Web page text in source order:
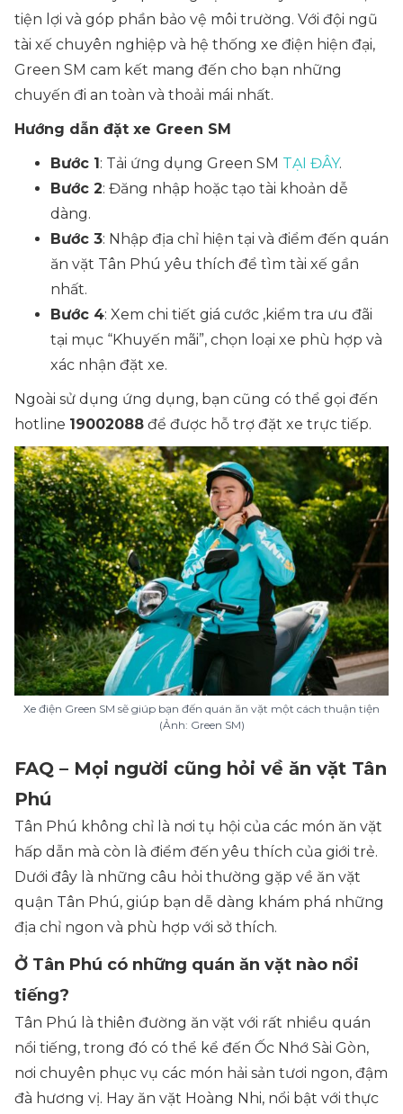
tiện lợi và góp phần bảo vệ môi trường. Với đội ngũ
tài xế chuyên nghiệp và hệ thống xe điện hiện đại,
Green SM cam kết mang đến cho bạn những
chuyến đi an toàn và thoải mái nhất.
Hướng dẫn đặt xe Green SM
Bước 1: Tải ứng dụng Green SM TẠI ĐÂY.
Bước 2: Đăng nhập hoặc tạo tài khoản dễ
dàng.
Bước 3: Nhập địa chỉ hiện tại và điểm đến quán
ăn vặt Tân Phú yêu thích để tìm tài xế gần
nhất.
Bước 4: Xem chi tiết giá cước ,kiểm tra ưu đãi
tại mục “Khuyến mãi”, chọn loại xe phù hợp và
xác nhận đặt xe.
Ngoài sử dụng ứng dụng, bạn cũng có thể gọi đến
hotline 19002088 để được hỗ trợ đặt xe trực tiếp.
Xe điện Green SM sẽ giúp bạn đến quán ăn vặt một cách thuận tiện
(Ảnh: Green SM)
FAQ – Mọi người cũng hỏi về ăn vặt Tân
Phú
Tân Phú không chỉ là nơi tụ hội của các món ăn vặt
hấp dẫn mà còn là điểm đến yêu thích của giới trẻ.
Dưới đây là những câu hỏi thường gặp về ăn vặt
quận Tân Phú, giúp bạn dễ dàng khám phá những
địa chỉ ngon và phù hợp với sở thích.
Ở Tân Phú có những quán ăn vặt nào nổi
tiếng?
Tân Phú là thiên đường ăn vặt với rất nhiều quán
nổi tiếng, trong đó có thể kể đến Ốc Nhớ Sài Gòn,
nơi chuyên phục vụ các món hải sản tươi ngon, đậm
đà hương vị. Hay ăn vặt Hoàng Nhi, nổi bật với thực